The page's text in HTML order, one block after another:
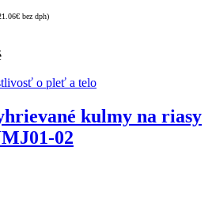
€ bez dph)
o pleť a telo
kulmy na riasy
02